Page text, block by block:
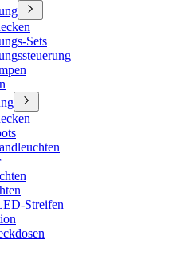
Sets
Streifen